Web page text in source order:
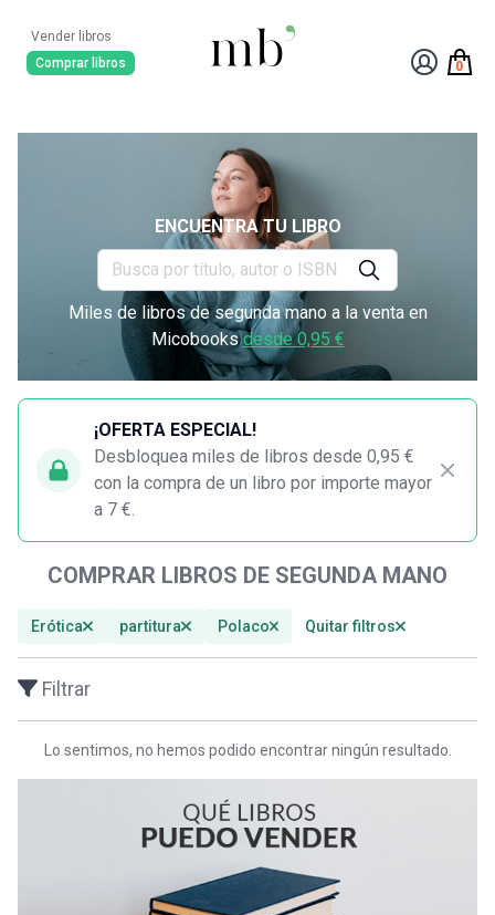
Vender libros
Comprar libros
0
ENCUENTRA TU LIBRO
Miles de libros de segunda mano a la venta en
Micobooksdesde 0,95 €
¡OFERTA ESPECIAL!
Desbloquea miles de libros desde 0,95 €
con la compra de un libro por importe mayor
a 7 €.
COMPRAR LIBROS DE SEGUNDA MANO
Erótica partitura Polaco Quitar filtros
Filtrar
Lo sentimos, no hemos podido encontrar ningún resultado.